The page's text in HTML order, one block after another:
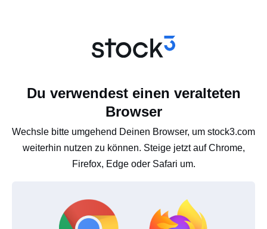
Du verwendest einen veralteten
Browser
Wechsle bitte umgehend Deinen Browser, um stock3.com
weiterhin nutzen zu können. Steige jetzt auf Chrome,
Firefox, Edge oder Safari um.